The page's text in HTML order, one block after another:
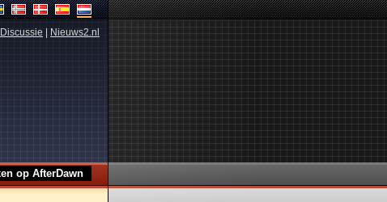
Discussie Nieuws2.nl